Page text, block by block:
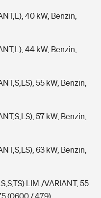
40 kW, Benzin,
44 kW, Benzin,
55 kW, Benzin,
57 kW, Benzin,
63 kW, Benzin,
LIM./VARIANT, 55
(0600 / 479)